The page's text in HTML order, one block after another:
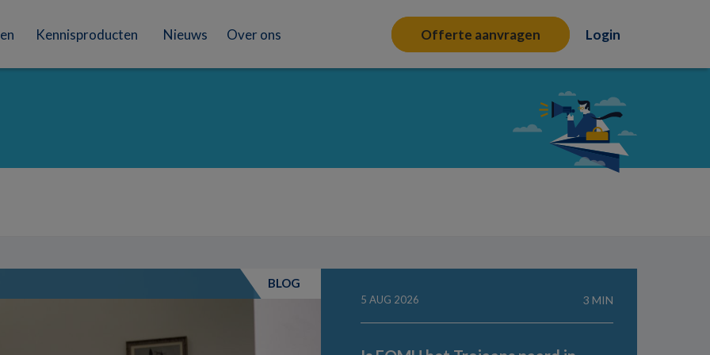
Kennisproducten Nieuws Over ons Offerte aanvragen Login
BLOG
5 AUG 2026 3 MIN